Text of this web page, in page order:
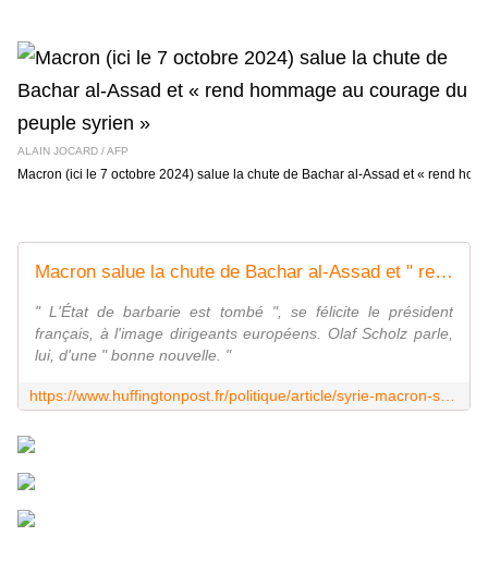
ALAIN JOCARD / AFP
Macron (ici le 7 octobre 2024) salue la chute de Bachar al-Assad et « rend
Macron salue la chute de Bachar al-Assad et " rend hommage au courage du peuple syrien "
" L'État de barbarie est tombé ", se félicite le président
français, à l'image dirigeants européens. Olaf Scholz parle,
lui, d'une " bonne nouvelle. "